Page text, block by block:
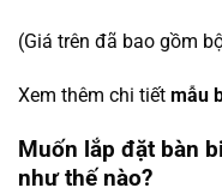
(Giá trên đã bao gồm
Xem thêm chi tiết mẫu
Muốn lắp đặt bàn
như thế nào?